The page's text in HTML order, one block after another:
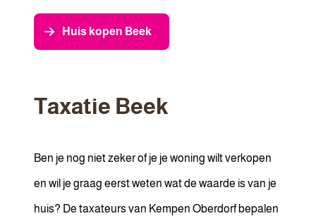
Huis kopen Beek
Taxatie Beek
Ben je nog niet zeker of je je woning wilt verkopen
en wil je graag eerst weten wat de waarde is van je
huis? De taxateurs van Kempen Oberdorf bepalen